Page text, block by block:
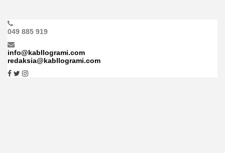
049 885 919
info@kabllogrami.com
redaksia@kabllogrami.com